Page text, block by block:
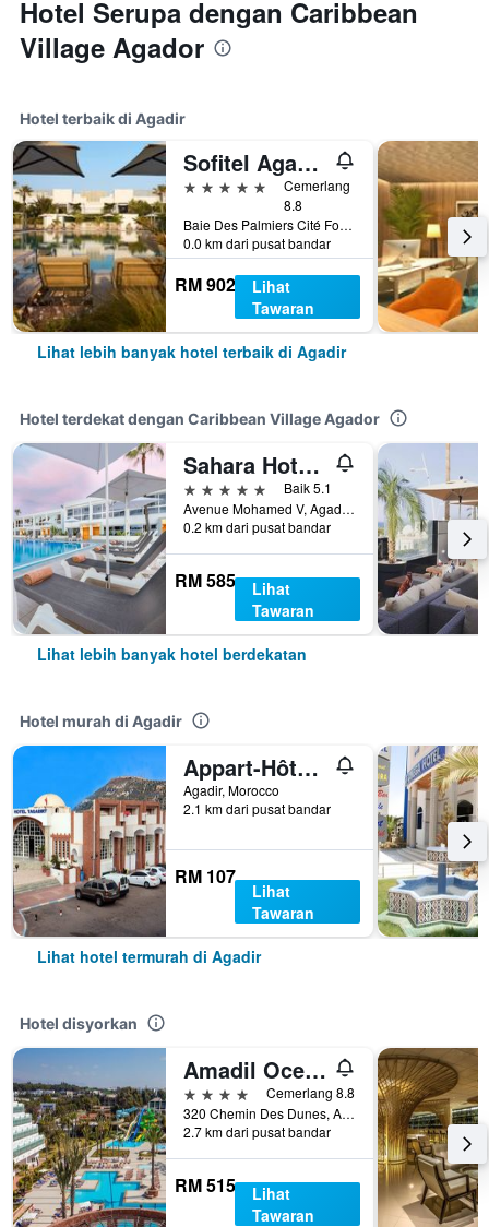
Hotel Serupa dengan Caribbean
Village Agador
Hotel terbaik di Agadir
Sofitel Agadir Thalassa sea & spa
5 bintang
Cemerlang
8.8
Baie Des Palmiers Cité Founty P5 Secteur Touristique, Agadir, Morocco
0.0 km dari pusat bandar
RM 902
Lihat
Tawaran
Lihat lebih banyak hotel terbaik di Agadir
Hotel terdekat dengan Caribbean Village Agador
Sahara Hotel Agadir - Adults Only
5 bintang
Baik 5.1
Avenue Mohamed V, Agadir, Morocco
0.2 km dari pusat bandar
RM 585
Lihat
Tawaran
Lihat lebih banyak hotel berdekatan
Hotel murah di Agadir
Appart-Hôtel Tagadirt
Agadir, Morocco
2.1 km dari pusat bandar
RM 107
Lihat
Tawaran
Lihat hotel termurah di Agadir
Hotel disyorkan
Amadil Ocean Club
4 bintang
Cemerlang 8.8
320 Chemin Des Dunes, Agadir, Morocco
2.7 km dari pusat bandar
RM 515
Lihat
Tawaran